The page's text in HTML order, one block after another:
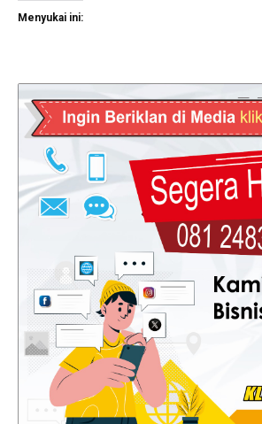
Menyukai ini: